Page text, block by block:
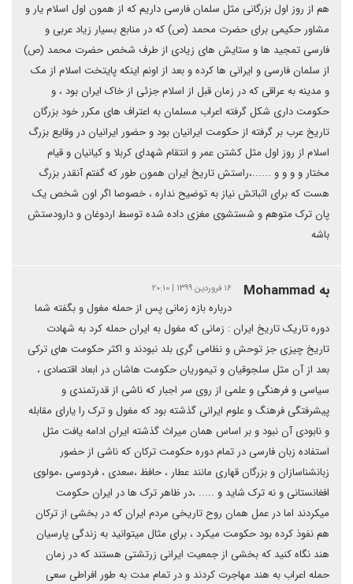
هم از روز اول بزرگانی مثل سلمان فارسی داریم که از همون اول اسلام یار و
مشاور حکیمی برای حضرت محمد (ص) که در منابع بسیار زیاد عربی و
فارسی تمجید ها و ستایش های زیادی از طرف شخص حضرت محمد (ص)
از سلمان فارسی و ایرانی ها کرده و بعد از اونم اینکه پایتخت اسلام از مک
و مدینه به عراقی که در زمان قبل از اسلام جزئی از خاک ایران بود ، و
حکومت داری شکل گرفته اعراب مسلمان به اعتراف های مکرر خود بزرگان
تاریخ عرب بر گرفته از حکومت ایرانیان بود و حضور ایرانیان در وقایع بزرگ
اسلام از روز اول مثل کشتن عمر و انتقام شهدای کربلا و کیانیان و قیام
مختار و و و و ......،راستش تاریخ ایران همون طور که گفتم آنقدر بزرگ
هست که برای اثباتش نیاز به توضیح نداره ، خصوصا اگر اون شخص یک
پان ترک متوهم و شستشوی مغزی داده شده توسط اردوغان و دارودستش
باشه
به Mohammad ۱۶ فروردین ۱۳۹۹ | ۲۰:۱۰
درباره بازه زمانی پس از حمله مغول و بگفته شما
دوره تاریک تاریخ ایران : زمانی که مغول به ایران حمله کرد به شهادت
تاریخ چیزی جز توحش و نظامی گری بلد نبودند و اکثر حکومت های ترکی
بعد از آن مثل سلجوقیان و تیموریان حکومت هاشان در ابعاد اقتصادی ،
سیاسی و فرهنگی و علمی از روی سر اجبار که ناشی از قدرتمندی و
پیشرفتگی فرهنگ و علوم ایرانی گذشته بود که مغول و ترک را یارای مقابله
و نابودی آن نبود و بر اساس همان میراث گذشته ایران ادامه یافت مثل
استفاده زبان فارسی در تمام دوره حکومت ترکان که ناشی از حضور
زبانشناسازان و بزرگان قهاری مانند عطار ، حافظ ،سعدی ، فردوسی ،مولوی
افغانستانی و نه ترک شاید و ..... ،در ظاهر ترک ها در ایران حکومت
میکردند اما در عمل همان روح تاریخی مردم ایران که در بخشی از ترکان
هم نفوذ کرده بود حکومت میکرد ، برای مثال میتوانید به زندگی پارسیان
هند نگاه کنید که بخشی از جمعیت ایرانی زرتشتی هستند که در زمان
حمله اعراب به هند مهاجرت کردند و در تمام مدت به طور افراطی سعی